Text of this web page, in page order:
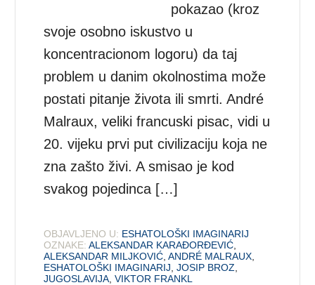
pokazao (kroz
svoje osobno iskustvo u
koncentracionom logoru) da taj
problem u danim okolnostima može
postati pitanje života ili smrti. André
Malraux, veliki francuski pisac, vidi u
20. vijeku prvi put civilizaciju koja ne
zna zašto živi. A smisao je kod
svakog pojedinca […]
OBJAVLJENO U: ESHATOLOŠKI IMAGINARIJ
OZNAKE: ALEKSANDAR KARAĐORĐEVIĆ
ALEKSANDAR MILJKOVIĆ ,ANDRÉ MALRAUX
ESHATOLOŠKI IMAGINARIJ ,JOSIP BROZ
JUGOSLAVIJA ,VIKTOR FRANKL